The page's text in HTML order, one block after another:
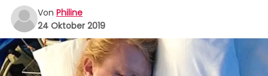
Von Philine
24 Oktober 2019